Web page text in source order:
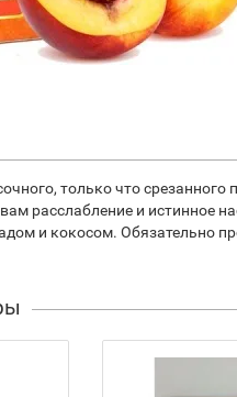
только что
расслабление и истинное
и кокосом. Обязательно